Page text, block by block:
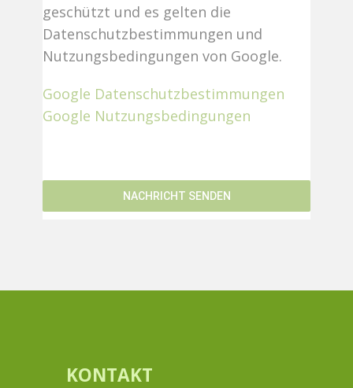
geschützt und es gelten die
Datenschutzbestimmungen und
Nutzungsbedingungen von Google.
Google Datenschutzbestimmungen
Google Nutzungsbedingungen
NACHRICHT SENDEN
KONTAKT